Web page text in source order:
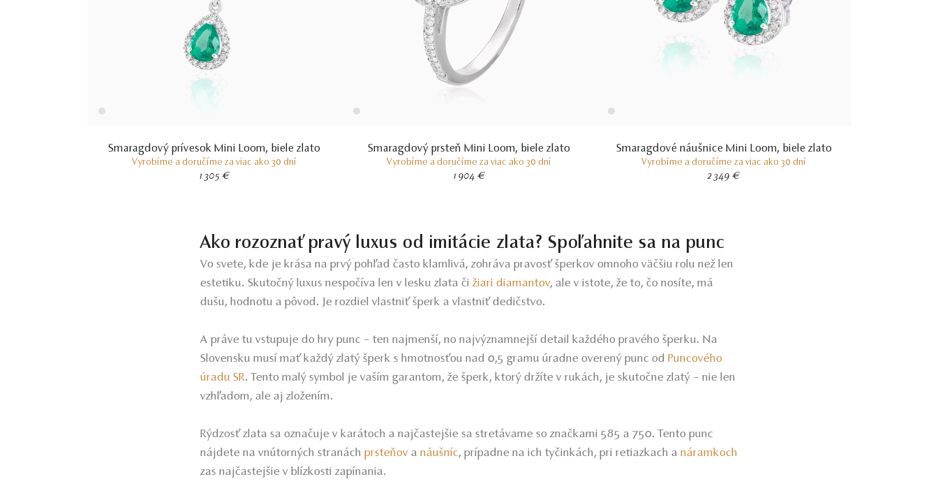
Smaragdový prívesok Mini Loom, biele zlato
Vyrobíme a doručíme za viac ako 30 dní
1 305 €
Smaragdový prsteň Mini Loom, biele zlato
Vyrobíme a doručíme za viac ako 30 dní
1 904 €
Smaragdové náušnice Mini Loom, biele zlato
Vyrobíme a doručíme za viac ako 30 dní
2 349 €
Ako rozoznať pravý luxus od imitácie zlata? Spoľahnite sa na punc
Vo svete, kde je krása na prvý pohľad často klamlivá, zohráva pravosť šperkov omnoho väčšiu rolu než len
estetiku. Skutočný luxus nespočíva len v lesku zlata či žiari diamantov, ale v istote, že to, čo nosíte, má
dušu, hodnotu a pôvod. Je rozdiel vlastniť šperk a vlastniť dedičstvo.
A práve tu vstupuje do hry punc – ten najmenší, no najvýznamnejší detail každého pravého šperku. Na
Slovensku musí mať každý zlatý šperk s hmotnosťou nad 0,5 gramu úradne overený punc od Puncového
úradu SR. Tento malý symbol je vaším garantom, že šperk, ktorý držíte v rukách, je skutočne zlatý – nie len
vzhľadom, ale aj zložením.
Rýdzosť zlata sa označuje v karátoch a najčastejšie sa stretávame so značkami 585 a 750. Tento punc
nájdete na vnútorných stranách prsteňov a náušníc, prípadne na ich tyčinkách, pri retiazkach a náramkoch
zas najčastejšie v blízkosti zapínania.